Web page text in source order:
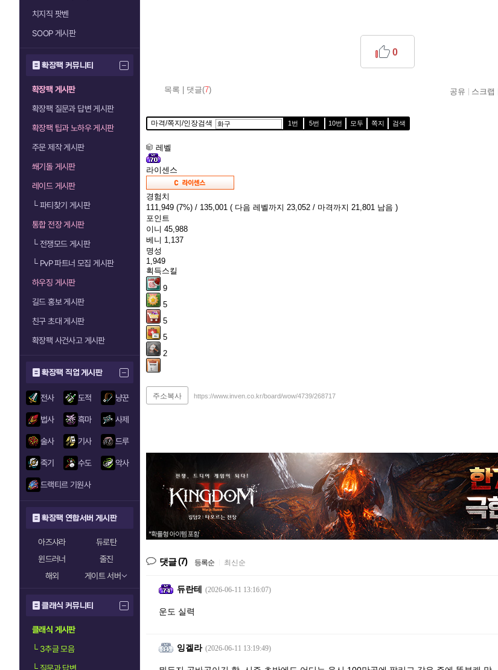
치지직 팟벤
SOOP 게시판
확장팩 커뮤니티
확장팩 게시판
확장팩 질문과 답변 게시판
확장팩 팁과 노하우 게시판
주문 제작 게시판
쐐기돌 게시판
레이드 게시판
└파티찾기 게시판
통합 전장 게시판
└전쟁모드 게시판
└PvP 파트너 모집 게시판
하우징 게시판
길드 홍보 게시판
친구 초대 게시판
확장팩 사건사고 게시판
확장팩 직업 게시판
전사 도적 냥꾼
법사 흑마 사제
술사 기사 드루
죽기 수도 악사
드랙티르 기원사
확장팩 연합서버 게시판
아즈샤라
듀로탄
윈드러너
줄진
해외
게이트 서버
클래식 커뮤니티
클래식 게시판
└3추글 모음
목록 댓글(7)
0
공유 스크랩
마격/쪽지/인장검색 1번 5번 10번 모두 쪽지 검색
레벨
라이센스
경험치
111,949 (7%) / 135,001 ( 다음 레벨까지 23,052 / 마격까지 21,801 남음 )
포인트
이니 45,988
베니 1,137
명성
1,949
획득스킬
9
5
5
5
2
주소복사 https://www.inven.co.kr/board/wow/4739/268717
댓글(7) 등록순 최신순
듀란테 (2026-06-11 13:16:07)
운도 실력
잉겔라 (2026-06-11 13:19:49)